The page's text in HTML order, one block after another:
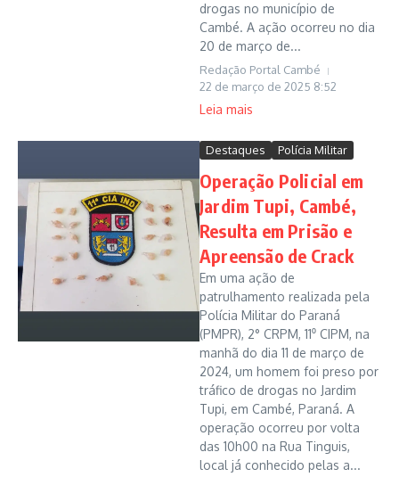
drogas no município de
Cambé. A ação ocorreu no dia
20 de março de...
Redação Portal Cambé
22 de março de 2025 8:52
Leia mais
Destaques Polícia Militar
Operação Policial em
Jardim Tupi, Cambé,
Resulta em Prisão e
Apreensão de Crack
Em uma ação de
patrulhamento realizada pela
Polícia Militar do Paraná
(PMPR), 2° CRPM, 11⁰ CIPM, na
manhã do dia 11 de março de
2024, um homem foi preso por
tráfico de drogas no Jardim
Tupi, em Cambé, Paraná. A
operação ocorreu por volta
das 10h00 na Rua Tinguis,
local já conhecido pelas a...